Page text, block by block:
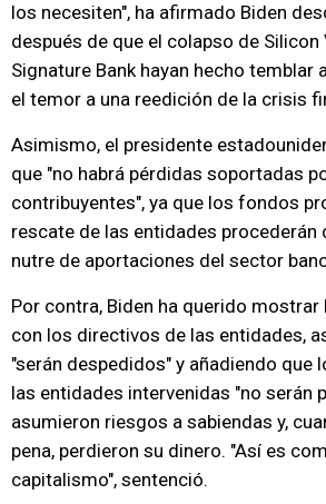
los necesiten", ha afirmado Biden
después de que el colapso de Silicon
Signature Bank hayan hecho temblar
el temor a una reedición de la crisis
Asimismo, el presidente
que "no habrá pérdidas soportadas
contribuyentes", ya que los fondos
rescate de las entidades procederán
nutre de aportaciones del sector
Por contra, Biden ha querido
con los directivos de las entidades,
"serán despedidos" y añadiendo que
las entidades intervenidas "no serán
asumieron riesgos a sabiendas y,
pena, perdieron su dinero. "Así es
capitalismo", sentenció.